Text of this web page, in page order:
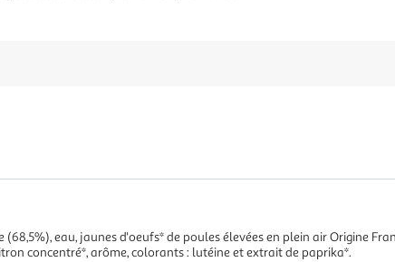
(68,5%), eau, jaunes d'oeufs* de poules élevées en plein air Origine
concentré*, arôme, colorants : lutéine et extrait de paprika*.